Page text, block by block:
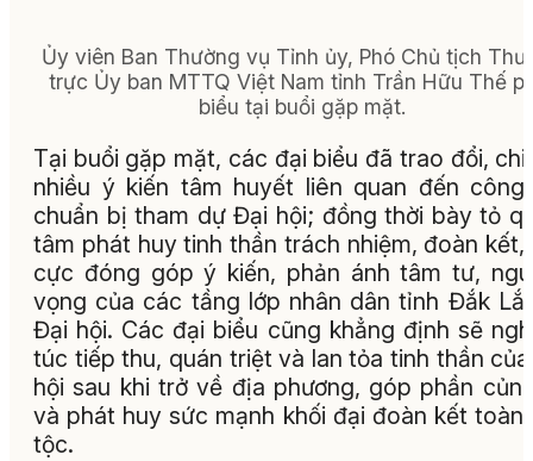
Ủy viên Ban Thường vụ Tỉnh ủy, Phó Chủ tịch
trực Ủy ban MTTQ Việt Nam tỉnh Trần Hữu Thế
biểu tại buổi gặp mặt.
Tại buổi gặp mặt, các đại biểu đã trao đổi,
nhiều ý kiến tâm huyết liên quan đến
chuẩn bị tham dự Đại hội; đồng thời bày tỏ
tâm phát huy tinh thần trách nhiệm, đoàn kết,
cực đóng góp ý kiến, phản ánh tâm tư,
vọng của các tầng lớp nhân dân tỉnh Đắk
Đại hội. Các đại biểu cũng khẳng định sẽ
túc tiếp thu, quán triệt và lan tỏa tinh thần
hội sau khi trở về địa phương, góp phần
và phát huy sức mạnh khối đại đoàn kết toàn
tộc.